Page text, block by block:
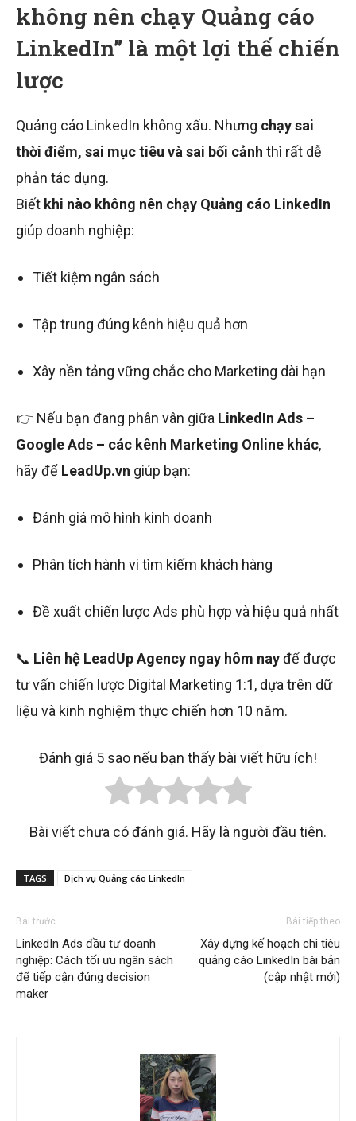
không nên chạy Quảng cáo
LinkedIn” là một lợi thế chiến
lược
Quảng cáo LinkedIn không xấu. Nhưng chạy sai
thời điểm, sai mục tiêu và sai bối cảnh thì rất dễ
phản tác dụng.
Biết khi nào không nên chạy Quảng cáo LinkedIn
giúp doanh nghiệp:
Tiết kiệm ngân sách
Tập trung đúng kênh hiệu quả hơn
Xây nền tảng vững chắc cho Marketing dài hạn
👉 Nếu bạn đang phân vân giữa LinkedIn Ads –
Google Ads – các kênh Marketing Online khác,
hãy để LeadUp.vn giúp bạn:
Đánh giá mô hình kinh doanh
Phân tích hành vi tìm kiếm khách hàng
Đề xuất chiến lược Ads phù hợp và hiệu quả nhất
📞 Liên hệ LeadUp Agency ngay hôm nayđể được
tư vấn chiến lược Digital Marketing 1:1, dựa trên dữ
liệu và kinh nghiệm thực chiến hơn 10 năm.
Đánh giá 5 sao nếu bạn thấy bài viết hữu ích!
Bài viết chưa có đánh giá. Hãy là người đầu tiên.
TAGS Dịch vụ Quảng cáo LinkedIn
Bài trước
LinkedIn Ads đầu tư doanh
nghiệp: Cách tối ưu ngân sách
để tiếp cận đúng decision
maker
Bài tiếp theo
Xây dựng kế hoạch chi tiêu
quảng cáo LinkedIn bài bản
(cập nhật mới)